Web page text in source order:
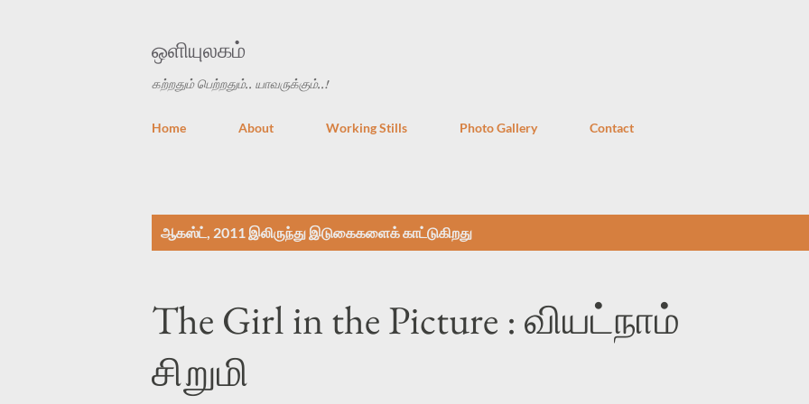
ஒளியுலகம்
கற்றதும் பெற்றதும்.. யாவருக்கும்..!
Home About Working Stills Photo Gallery Contact
ஆகஸ்ட், 2011 இலிருந்து இடுகைகளைக் காட்டுகிறது
The Girl in the Picture : வியட்நாம்
சிறுமி